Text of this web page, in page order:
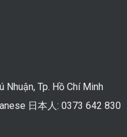
Tp. Hồ Chí Minh
日本人: 0373 642 830